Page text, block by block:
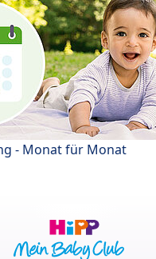
- Monat für Monat